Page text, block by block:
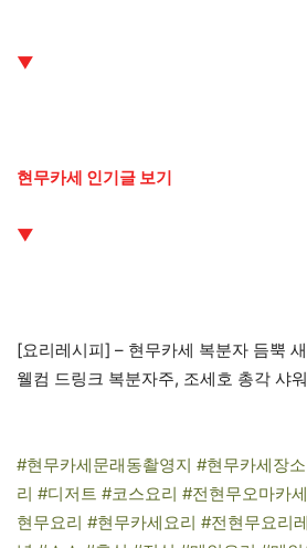
▼
현무카세 인기글 보기
▼
[요리레시피] – 현무카세 복분자 듬뿍
웰컴 드링크 복분자주, 조세호 총각 샤워
#현무카세문래동촬영지 #현무카세장
리 #디저트 #코스요리 #전현무오마카
현무요리 #현무카세요리 #전현무요리